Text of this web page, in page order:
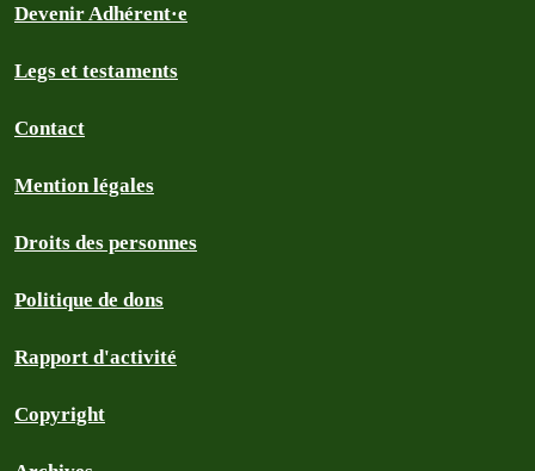
Devenir Adhérent·e
Legs et testaments
Contact
Mention légales
Droits des personnes
Politique de dons
Rapport d'activité
Copyright